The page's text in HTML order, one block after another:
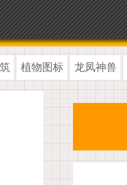
植物图标 龙凤神兽